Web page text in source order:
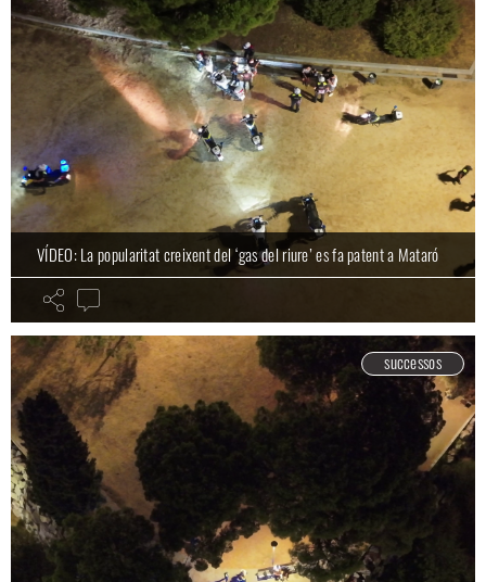
VÍDEO: La popularitat creixent del ‘gas del riure’ es fa patent a Mataró
successos